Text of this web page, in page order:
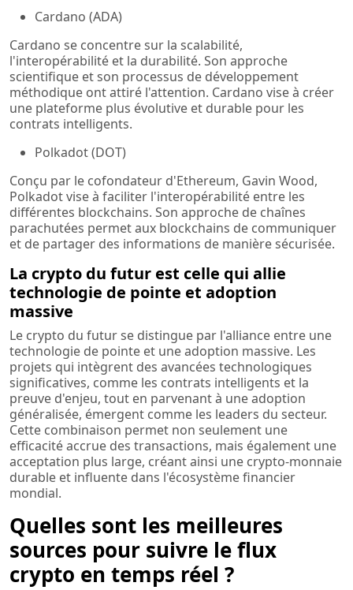
Cardano (ADA)
Cardano se concentre sur la scalabilité,
l'interopérabilité et la durabilité. Son approche
scientifique et son processus de développement
méthodique ont attiré l'attention. Cardano vise à créer
une plateforme plus évolutive et durable pour les
contrats intelligents.
Polkadot (DOT)
Conçu par le cofondateur d'Ethereum, Gavin Wood,
Polkadot vise à faciliter l'interopérabilité entre les
différentes blockchains. Son approche de chaînes
parachutées permet aux blockchains de communiquer
et de partager des informations de manière sécurisée.
La crypto du futur est celle qui allie
technologie de pointe et adoption
massive
Le crypto du futur se distingue par l'alliance entre une
technologie de pointe et une adoption massive. Les
projets qui intègrent des avancées technologiques
significatives, comme les contrats intelligents et la
preuve d'enjeu, tout en parvenant à une adoption
généralisée, émergent comme les leaders du secteur.
Cette combinaison permet non seulement une
efficacité accrue des transactions, mais également une
acceptation plus large, créant ainsi une crypto-monnaie
durable et influente dans l'écosystème financier
mondial.
Quelles sont les meilleures
sources pour suivre le flux
crypto en temps réel ?